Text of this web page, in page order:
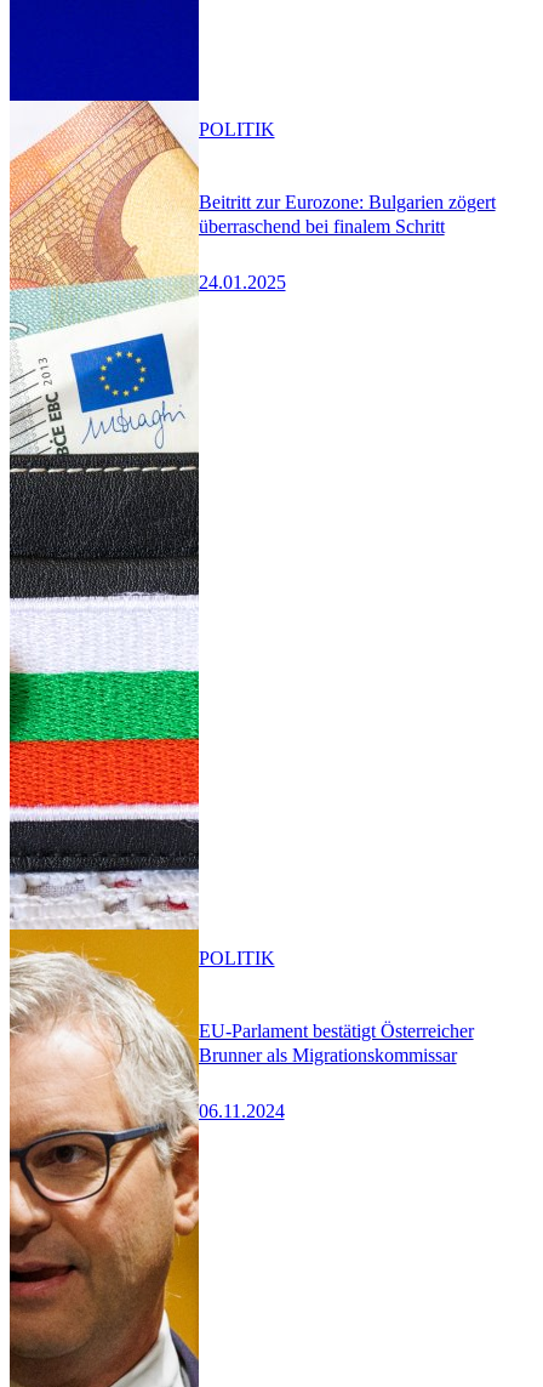
Beitritt zur Eurozone: Bulgarien zögert
überraschend bei finalem Schritt
24.01.2025
POLITIK
EU-Parlament bestätigt Österreicher
Brunner als Migrationskommissar
06.11.2024
POLITIK